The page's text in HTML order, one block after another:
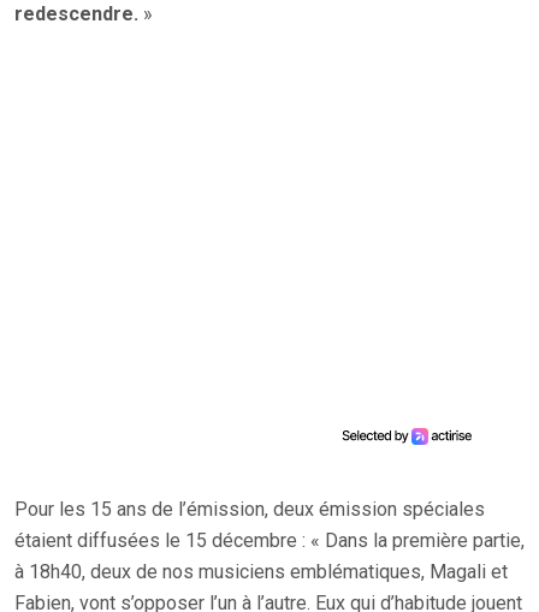
redescendre. »
Pour les 15 ans de l’émission, deux émission spéciales
étaient diffusées le 15 décembre : « Dans la première partie,
à 18h40, deux de nos musiciens emblématiques, Magali et
Fabien, vont s’opposer l’un à l’autre. Eux qui d’habitude jouent